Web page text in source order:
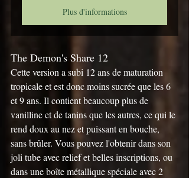
Plus d'informations
The Demon's Share 12
Cette version a subi 12 ans de maturation
tropicale et est donc moins sucrée que les 6
et 9 ans. Il contient beaucoup plus de
vanilline et de tanins que les autres, ce qui le
rend doux au nez et puissant en bouche,
sans brûler. Vous pouvez l'obtenir dans son
joli tube avec relief et belles inscriptions, ou
dans une boîte métallique spéciale avec 2